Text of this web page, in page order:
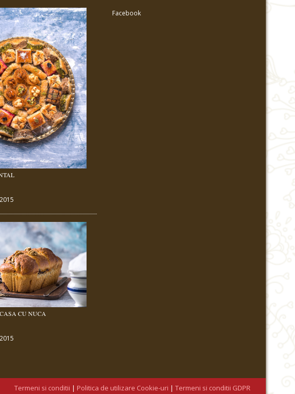
CU NUCA
Facebook
Termeni si conditii | Politica de utilizare Cookie-uri | Termeni si conditii GDPR